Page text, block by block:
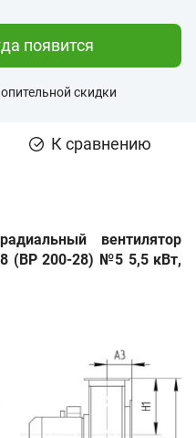
появится
скидки
К сравнению
вентилятор
(ВР 200-28) №5 5,5 кВт,